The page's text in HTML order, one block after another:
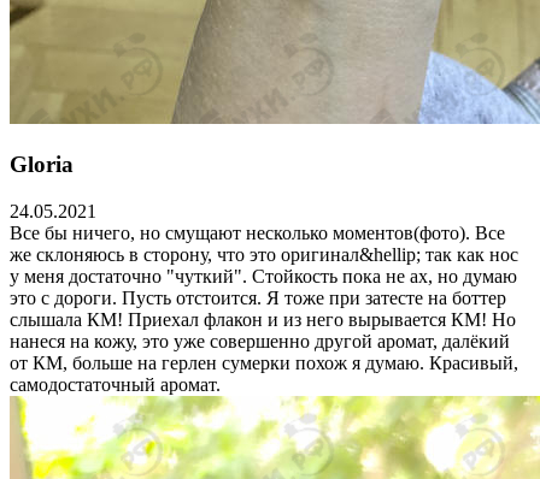
Gloria
24.05.2021
Все бы ничего, но смущают несколько моментов(фото). Все
же склоняюсь в сторону, что это оригинал&hellip; так как нос
у меня достаточно "чуткий". Стойкость пока не ах, но думаю
это с дороги. Пусть отстоится. Я тоже при затесте на боттер
слышала КМ! Приехал флакон и из него вырывается КМ! Но
нанеся на кожу, это уже совершенно другой аромат, далёкий
от КМ, больше на герлен сумерки похож я думаю. Красивый,
самодостаточный аромат.